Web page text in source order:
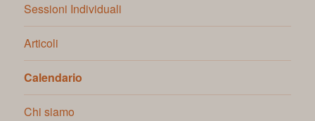
Sessioni Individuali
Articoli
Calendario
Chi siamo